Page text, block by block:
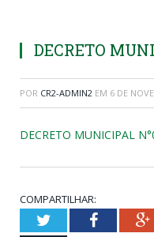
DECRETO
POR CR2-ADMIN2 EM 6 DE
DECRETO MUNICIPAL
COMPARTILHAR:
TwitterFacebook